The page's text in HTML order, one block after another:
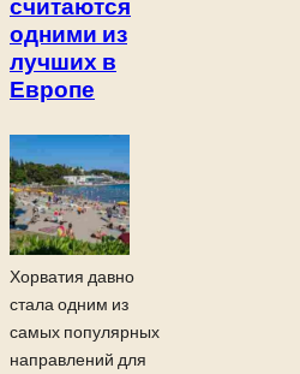
считаются
одними из
лучших в
Европе
Хорватия давно
стала одним из
самых популярных
направлений для